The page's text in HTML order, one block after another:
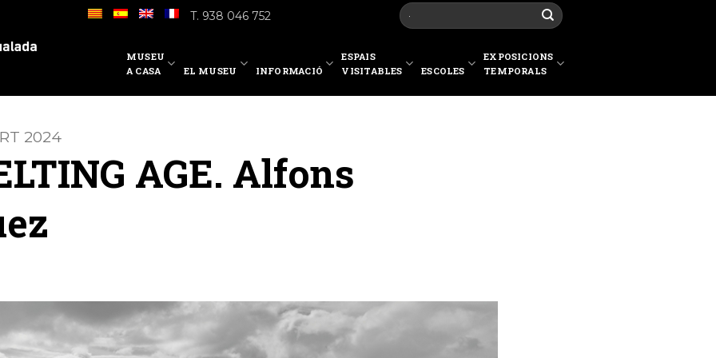
T. 938 046 752
MUSEU
A CASA
EL MUSEU INFORMACIÓ
ESPAIS
VISITABLES
ESCOLES
EXPOSICIONS
TEMPORALS
2024
AGE. Alfons